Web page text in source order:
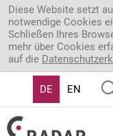
Direkt zum Inhalt
Diese Website setzt
notwendige Cookies
Schließen Ihres
mehr über Cookies
auf die
DE EN